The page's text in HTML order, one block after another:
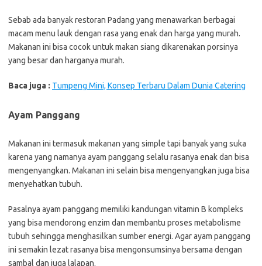
Sebab ada banyak restoran Padang yang menawarkan berbagai
macam menu lauk dengan rasa yang enak dan harga yang murah.
Makanan ini bisa cocok untuk makan siang dikarenakan porsinya
yang besar dan harganya murah.
Baca juga : Tumpeng Mini, Konsep Terbaru Dalam Dunia Catering
Ayam Panggang
Makanan ini termasuk makanan yang simple tapi banyak yang suka
karena yang namanya ayam panggang selalu rasanya enak dan bisa
mengenyangkan. Makanan ini selain bisa mengenyangkan juga bisa
menyehatkan tubuh.
Pasalnya ayam panggang memiliki kandungan vitamin B kompleks
yang bisa mendorong enzim dan membantu proses metabolisme
tubuh sehingga menghasilkan sumber energi. Agar ayam panggang
ini semakin lezat rasanya bisa mengonsumsinya bersama dengan
sambal dan juga lalapan.